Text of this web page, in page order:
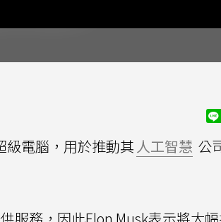
級電腦，用於推動其 人工智慧 公